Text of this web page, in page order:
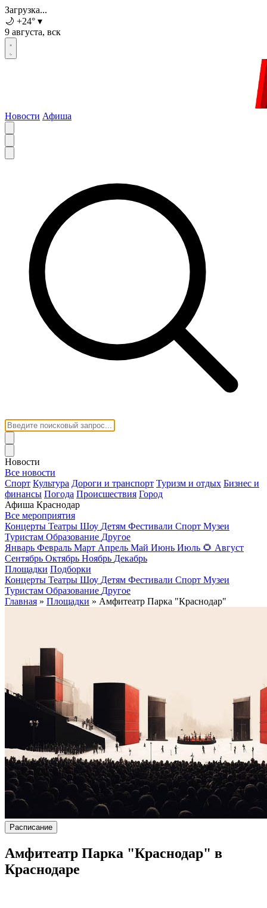
Загрузка...
🌙 +24° ▾
9 августа, вск
Новости Афиша
Новости
Все новости
Спорт Культура Дороги и транспорт Туризм и отдых Бизнес и
финансы Погода Происшествия Город
Афиша Краснодар
Все мероприятия
Концерты Театры Шоу Детям Фестивали Спорт Музеи
Туристам Образование Другое
Январь Февраль Март Апрель Май Июнь Июль 🌻 Август
Сентябрь Октябрь Ноябрь Декабрь
Площадки Подборки
Концерты Театры Шоу Детям Фестивали Спорт Музеи
Туристам Образование Другое
Главная » Площадки » Амфитеатр Парка "Краснодар"
Расписание
Амфитеатр Парка "Краснодар" в
Краснодаре